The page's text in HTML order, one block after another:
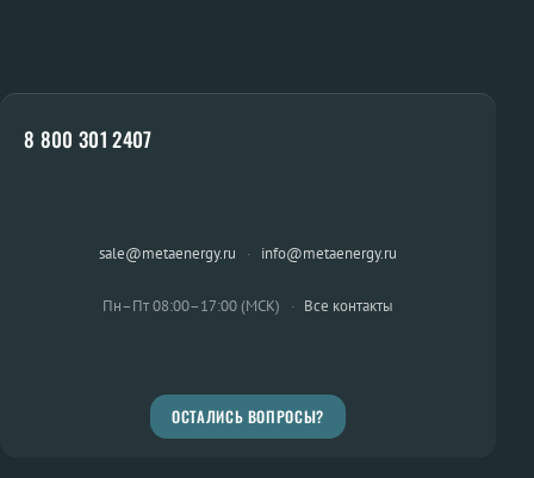
8 800 301 2407
sale@metaenergy.ru · info@metaenergy.ru
Пн–Пт 08:00–17:00 (МСК) · Все контакты
ОСТАЛИСЬ ВОПРОСЫ?